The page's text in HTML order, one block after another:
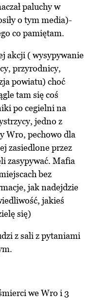
paluchy w
o tym media)-
co pamiętam.
akcji ( wysypywanie
przyrodnicy,
powiatu) choć
tam się coś
po cegielni na
jedno z
Wro, pechowo dla
zasiedlone przez
zasypywać. Mafia
bez
jak nadejdzie
jakieś
się)
z sali z pytaniami
we Wro i 3